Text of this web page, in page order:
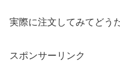
実際に注文してみてどう
スポンサーリンク